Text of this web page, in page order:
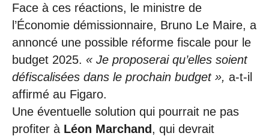
Face à ces réactions, le ministre de
l’Économie démissionnaire, Bruno Le Maire, a
annoncé une possible réforme fiscale pour le
budget 2025. « Je proposerai qu’elles soient
défiscalisées dans le prochain budget », a-t-il
affirmé au Figaro.
Une éventuelle solution qui pourrait ne pas
profiter à Léon Marchand, qui devrait